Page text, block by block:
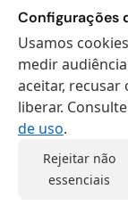
Configurações
Usamos
medir
aceitar, recusar
liberar.
de uso.
Rejeitar não
essenciais